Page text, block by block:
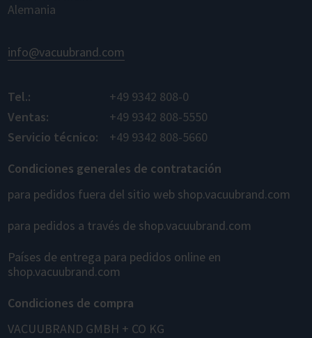
Alemania
info@vacuubrand.com
Tel.:
+49 9342 808-0
Ventas:
+49 9342 808-5550
Servicio técnico:
+49 9342 808-5660
Condiciones generales de contratación
para pedidos fuera del sitio web shop.vacuubrand.com
para pedidos a través de shop.vacuubrand.com
Países de entrega para pedidos online en
shop.vacuubrand.com
Condiciones de compra
VACUUBRAND GMBH + CO KG